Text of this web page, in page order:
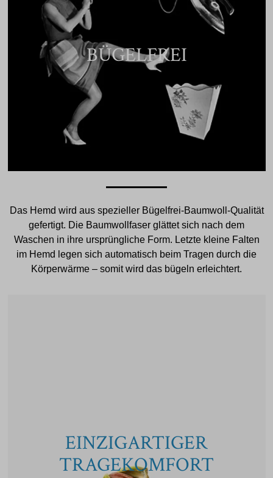
BÜGELFREI
Das Hemd wird aus spezieller Bügelfrei-Baumwoll-Qualität
gefertigt. Die Baumwollfaser glättet sich nach dem
Waschen in ihre ursprüngliche Form. Letzte kleine Falten
im Hemd legen sich automatisch beim Tragen durch die
Körperwärme – somit wird das bügeln erleichtert.
EINZIGARTIGER
TRAGEKOMFORT